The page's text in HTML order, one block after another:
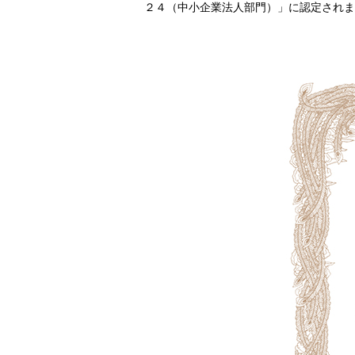
２４（中小企業法人部門）」に認定され